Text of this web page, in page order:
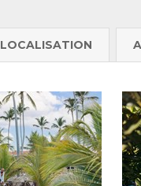
LOCALISATION